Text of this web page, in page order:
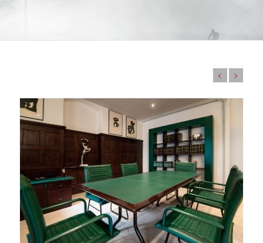
"Steuerrecht
ist so kompliziert und
undurchschaubar
wie Nebel mit
Sichtweite unter 50m.
—Heinrich List, ehem. Präsident des